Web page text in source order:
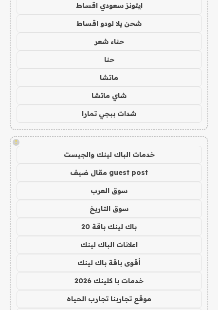
ايتونز سعودي اقساط
شحن يلا لودو اقساط
حناء شعر
حنا
ماتشا
شاي ماتشا
شدات ببجي تمارا
!
خدمات الباك لينك والجيست
guest post مقال ضيف
سوق العرب
سوق التاريخ
باك لينك باقة 20
اعلانات الباك لينك
أقوى باقة باك لينك
خدمات با كلينك 2026
موقع تجاربنا تجارب الحياه